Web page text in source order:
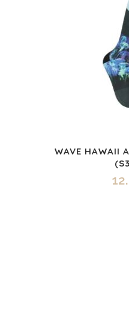
WAVE HAWAII